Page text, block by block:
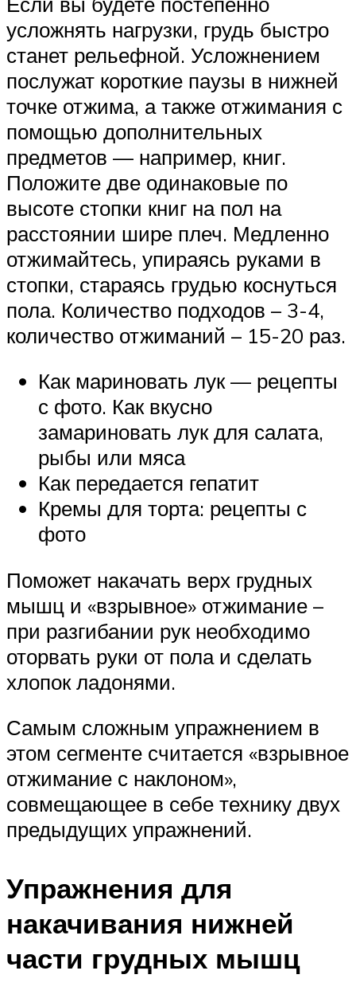
усложнять нагрузки, грудь быстро
станет рельефной. Усложнением
послужат короткие паузы в нижней
точке отжима, а также отжимания с
помощью дополнительных
предметов — например, книг.
Положите две одинаковые по
высоте стопки книг на пол на
расстоянии шире плеч. Медленно
отжимайтесь, упираясь руками в
стопки, стараясь грудью коснуться
пола. Количество подходов – 3-4,
количество отжиманий – 15-20 раз.
Как мариновать лук — рецепты
с фото. Как вкусно
замариновать лук для салата,
рыбы или мяса
Как передается гепатит
Кремы для торта: рецепты с
фото
Поможет накачать верх грудных
мышц и «взрывное» отжимание –
при разгибании рук необходимо
оторвать руки от пола и сделать
хлопок ладонями.
Самым сложным упражнением в
этом сегменте считается «взрывное
отжимание с наклоном»,
совмещающее в себе технику двух
предыдущих упражнений.­
Упражнения для
накачивания нижней
части грудных мышц